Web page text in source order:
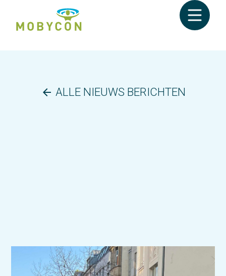
arrow_back ALLE NIEUWS BERICHTEN